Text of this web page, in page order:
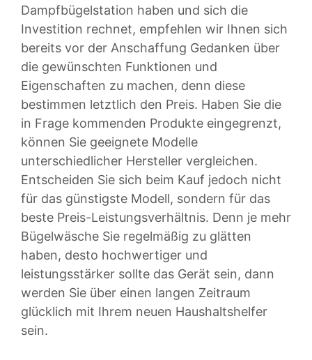
Dampfbügelstation haben und sich die
Investition rechnet, empfehlen wir Ihnen sich
bereits vor der Anschaffung Gedanken über
die gewünschten Funktionen und
Eigenschaften zu machen, denn diese
bestimmen letztlich den Preis. Haben Sie die
in Frage kommenden Produkte eingegrenzt,
können Sie geeignete Modelle
unterschiedlicher Hersteller vergleichen.
Entscheiden Sie sich beim Kauf jedoch nicht
für das günstigste Modell, sondern für das
beste Preis-Leistungsverhältnis. Denn je mehr
Bügelwäsche Sie regelmäßig zu glätten
haben, desto hochwertiger und
leistungsstärker sollte das Gerät sein, dann
werden Sie über einen langen Zeitraum
glücklich mit Ihrem neuen Haushaltshelfer
sein.